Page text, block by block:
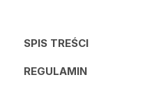
SPIS TREŚCI
REGULAMIN